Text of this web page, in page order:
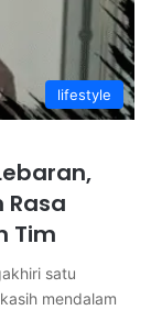
lifestyle
Rasa
Tim
satu
mendalam